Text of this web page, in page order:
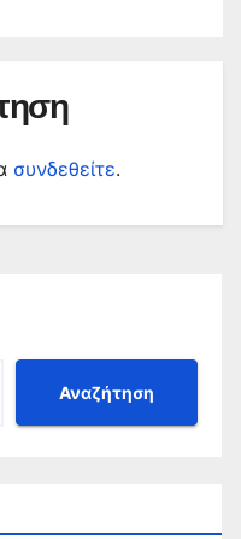
συνδεθείτε.
Αναζήτηση